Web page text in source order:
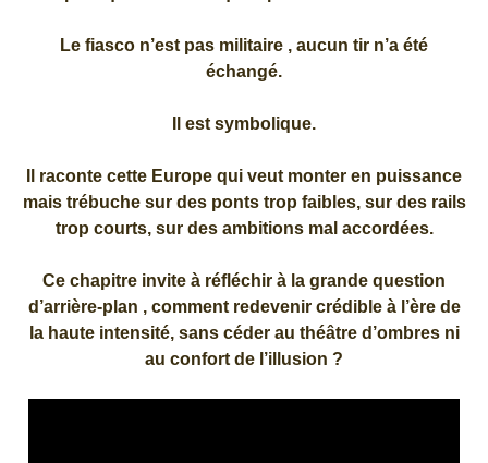
Le fiasco n’est pas militaire , aucun tir n’a été
échangé.
Il est symbolique.
Il raconte cette Europe qui veut monter en puissance
mais trébuche sur des ponts trop faibles, sur des rails
trop courts, sur des ambitions mal accordées.
Ce chapitre invite à réfléchir à la grande question
d’arrière-plan , comment redevenir crédible à l’ère de
la haute intensité, sans céder au théâtre d’ombres ni
au confort de l’illusion ?